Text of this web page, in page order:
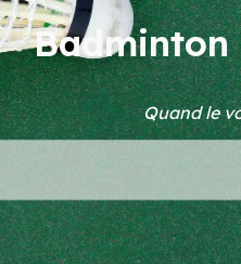
Badminton
Quand le